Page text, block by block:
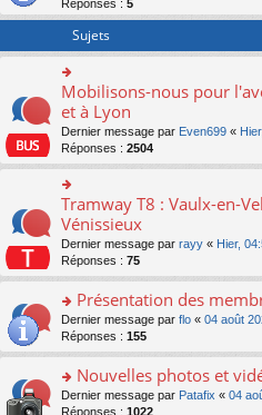
er
s
s
a
g
e
n
o
n
lu
le
pl
u
s
ré
c
e
Réponses : 5
Sujets
o
n
ult
er
le
m
s
s
a
g
n
o
n
lu
le
pl
u
Mobilisons-nous pour
et à Lyon
Dernier message par Even699 «
Réponses : 2504
o
n
ult
er
le
m
e
s
s
a
g
e
Tramway T8 : Vaulx-en-
Vénissieux
Dernier message par rayy « Hier,
Réponses : 75
o
n
s
ult
er
le
Présentation des
Dernier message par flo « 04 août
Réponses : 155
o
n
Nouvelles photos et
Dernier message par Patafix « 04
Réponses : 1022